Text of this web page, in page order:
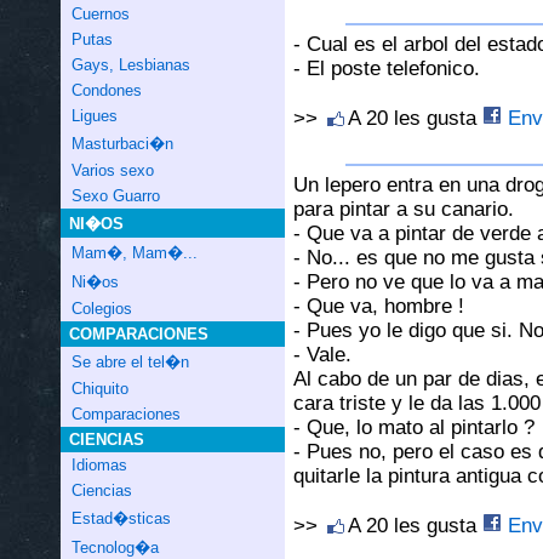
Cuernos
Putas
Gays, Lesbianas
Condones
Ligues
Masturbaci�n
Varios sexo
Sexo Guarro
NI�OS
Mam�, Mam�...
Ni�os
Colegios
COMPARACIONES
Se abre el tel�n
Chiquito
Comparaciones
CIENCIAS
Idiomas
Ciencias
Estad�sticas
Tecnolog�a
- Cual es el arbol del
- El poste telefonico.
>> A 20 les gusta
Un lepero entra en una
para pintar a su canario.
- Que va a pintar de verde
- No... es que no me gusta
- Pero no ve que lo va a
- Que va, hombre !
- Pues yo le digo que si.
- Vale.
Al cabo de un par de dias,
cara triste y le da las
- Que, lo mato al pintarlo ?
- Pues no, pero el caso es
quitarle la pintura antigua
>> A 20 les gusta